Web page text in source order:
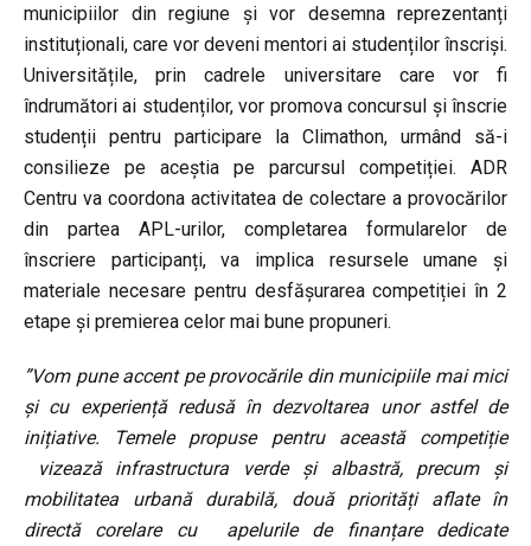
municipiilor din regiune și vor desemna reprezentanți
instituționali, care vor deveni mentori ai studenților înscriși.
Universitățile, prin cadrele universitare care vor fi
îndrumători ai studenților, vor promova concursul și înscrie
studenții pentru participare la Climathon, urmând să-i
consilieze pe aceștia pe parcursul competiției. ADR
Centru va coordona activitatea de colectare a provocărilor
din partea APL-urilor, completarea formularelor de
înscriere participanți, va implica resursele umane și
materiale necesare pentru desfășurarea competiției în 2
etape și premierea celor mai bune propuneri.
”Vom pune accent pe provocările din municipiile mai mici
și cu experiență redusă în dezvoltarea unor astfel de
inițiative. Temele propuse pentru această competiție
vizează infrastructura verde și albastră, precum și
mobilitatea urbană durabilă, două priorități aflate în
directă corelare cu apelurile de finanțare dedicate